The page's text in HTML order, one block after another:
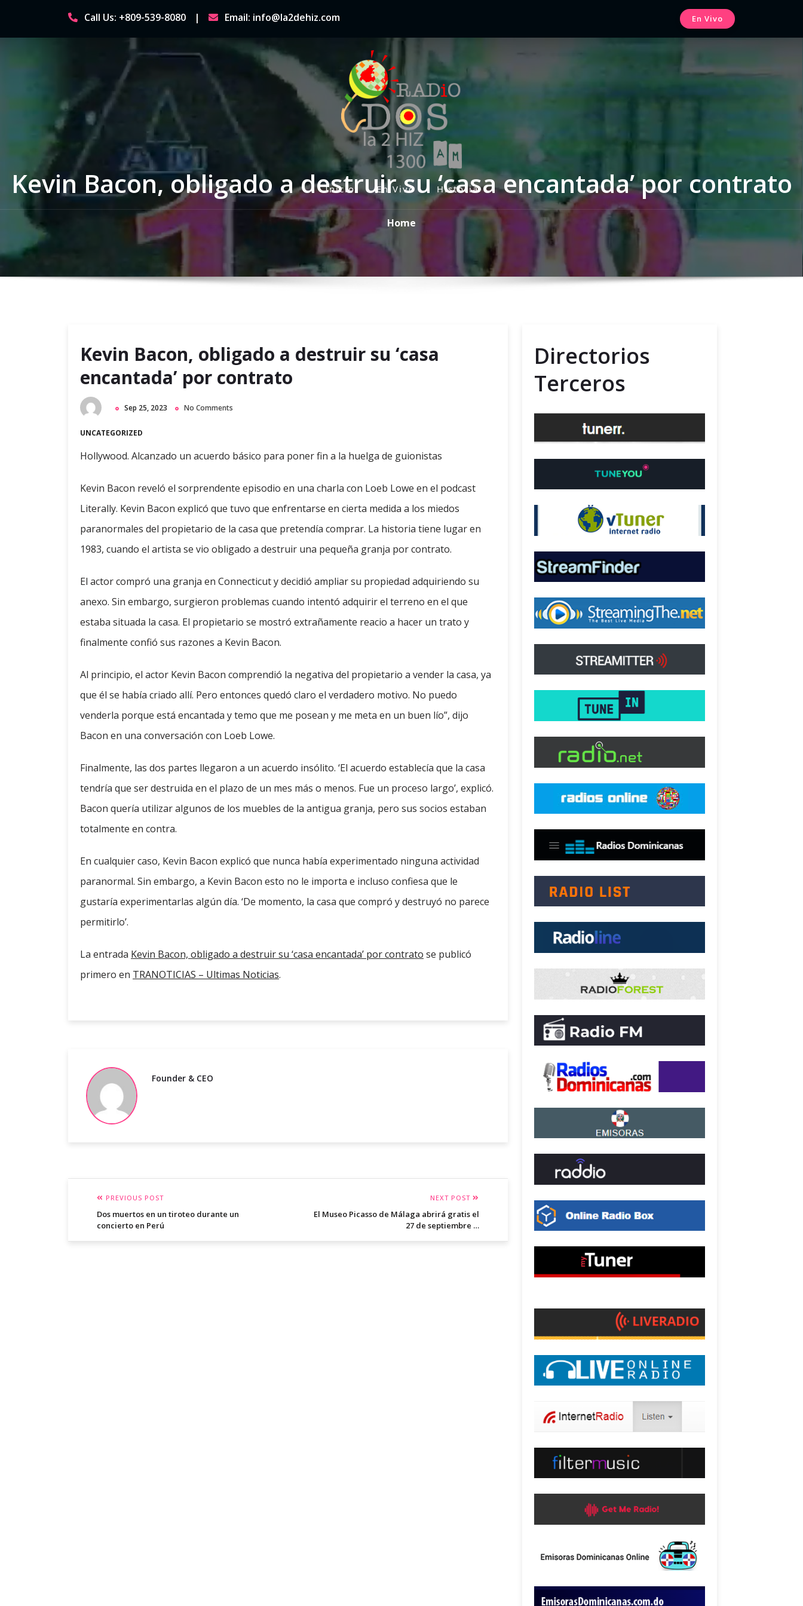
content
Call Us: +809-539-8080 Email: info@la2dehiz.com En Vivo
P
r
i
a
r
u
Inicio En Vivo Historia
Kevin Bacon, obligado a destruir su ‘casa encantada’ por contrato
Home
Kevin Bacon, obligado a destruir su ‘casa
encantada’ por contrato
Sep 25, 2023 No Comments
UNCATEGORIZED
Hollywood. Alcanzado un acuerdo básico para poner fin a la huelga de guionistas
Kevin Bacon reveló el sorprendente episodio en una charla con Loeb Lowe en el podcast
Literally. Kevin Bacon explicó que tuvo que enfrentarse en cierta medida a los miedos
paranormales del propietario de la casa que pretendía comprar. La historia tiene lugar en
1983, cuando el artista se vio obligado a destruir una pequeña granja por contrato.
El actor compró una granja en Connecticut y decidió ampliar su propiedad adquiriendo su
anexo. Sin embargo, surgieron problemas cuando intentó adquirir el terreno en el que
estaba situada la casa. El propietario se mostró extrañamente reacio a hacer un trato y
finalmente confió sus razones a Kevin Bacon.
Al principio, el actor Kevin Bacon comprendió la negativa del propietario a vender la casa, ya
que él se había criado allí. Pero entonces quedó claro el verdadero motivo. No puedo
venderla porque está encantada y temo que me posean y me meta en un buen lío”, dijo
Bacon en una conversación con Loeb Lowe.
Finalmente, las dos partes llegaron a un acuerdo insólito. ‘El acuerdo establecía que la casa
tendría que ser destruida en el plazo de un mes más o menos. Fue un proceso largo’, explicó.
Bacon quería utilizar algunos de los muebles de la antigua granja, pero sus socios estaban
totalmente en contra.
En cualquier caso, Kevin Bacon explicó que nunca había experimentado ninguna actividad
paranormal. Sin embargo, a Kevin Bacon esto no le importa e incluso confiesa que le
gustaría experimentarlas algún día. ‘De momento, la casa que compró y destruyó no parece
permitirlo’.
La entrada Kevin Bacon, obligado a destruir su ‘casa encantada’ por contrato se publicó
primero en TRANOTICIAS – Ultimas Noticias.
Founder & CEO
PREVIOUS POST
Dos muertos en un tiroteo durante un
concierto en Perú
NEXT POST
El Museo Picasso de Málaga abrirá gratis el
27 de septiembre …
Directorios
Terceros